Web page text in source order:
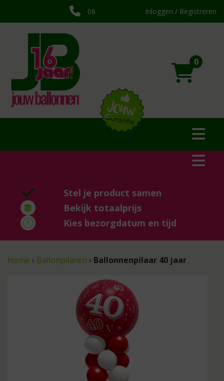
06 Inloggen / Registreren
0
Stel je product samen
Bekijk totaalprijs
Kies bezorgdatum en tijd
Home › Ballonpilaren › Ballonnenpilaar 40 jaar